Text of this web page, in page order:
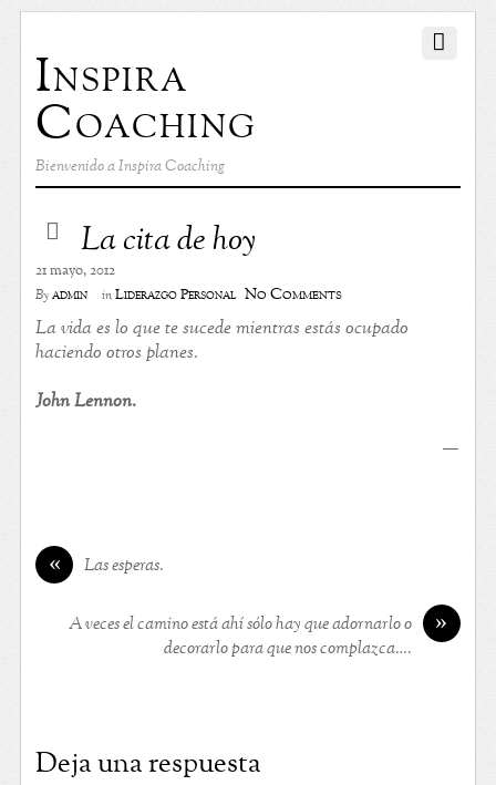
Inspira
Coaching
Bienvenido a Inspira Coaching
La cita de hoy
21 mayo, 2012
Byadmin inLiderazgo Personal No Comments
La vida es lo que te sucede mientras estás ocupado
haciendo otros planes.
John Lennon.
—
« Las esperas.
»
A veces el camino está ahí sólo hay que adornarlo o
decorarlo para que nos complazca….
Deja una respuesta